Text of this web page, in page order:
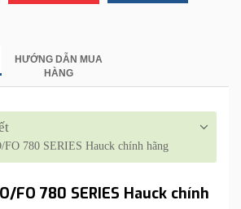
HƯỚNG DẪN MUA
HÀNG
FO 780 SERIES Hauck chính hãng
FO 780 SERIES Hauck chính